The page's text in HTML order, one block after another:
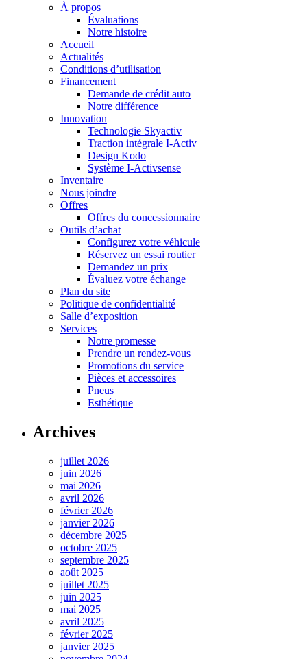
À propos
Évaluations
Notre histoire
Accueil
Actualités
Conditions d’utilisation
Financement
Demande de crédit auto
Notre différence
Innovation
Technologie Skyactiv
Traction intégrale I-Activ
Design Kodo
Système I-Activsense
Inventaire
Nous joindre
Offres
Offres du concessionnaire
Outils d’achat
Configurez votre véhicule
Réservez un essai routier
Demandez un prix
Évaluez votre échange
Plan du site
Politique de confidentialité
Salle d’exposition
Services
Notre promesse
Prendre un rendez-vous
Promotions du service
Pièces et accessoires
Pneus
Esthétique
Archives
juillet 2026
juin 2026
mai 2026
avril 2026
février 2026
janvier 2026
décembre 2025
octobre 2025
septembre 2025
août 2025
juillet 2025
juin 2025
mai 2025
avril 2025
février 2025
janvier 2025